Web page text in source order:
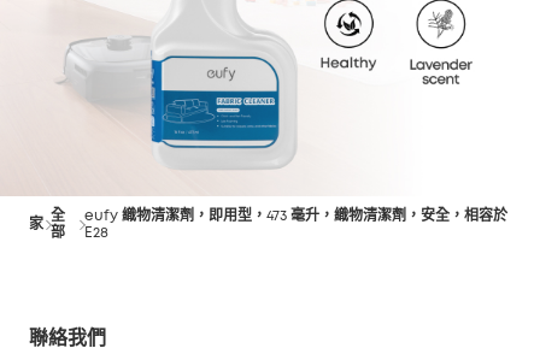
家
全
部
eufy 織物清潔劑，即用型，473 毫升，織物清潔劑，安全，相容於
E28
聯絡我們